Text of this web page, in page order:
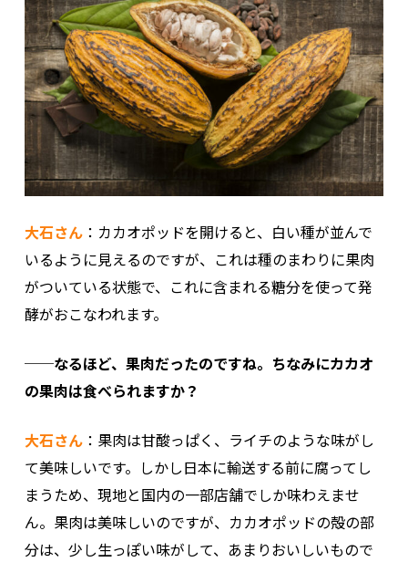
大石さん：カカオポッドを開けると、白い種が並んで
いるように見えるのですが、これは種のまわりに果肉
がついている状態で、これに含まれる糖分を使って発
酵がおこなわれます。
──なるほど、果肉だったのですね。ちなみにカカオ
の果肉は食べられますか？
大石さん：果肉は甘酸っぱく、ライチのような味がし
て美味しいです。しかし日本に輸送する前に腐ってし
まうため、現地と国内の一部店舗でしか味わえませ
ん。果肉は美味しいのですが、カカオポッドの殻の部
分は、少し生っぽい味がして、あまりおいしいもので